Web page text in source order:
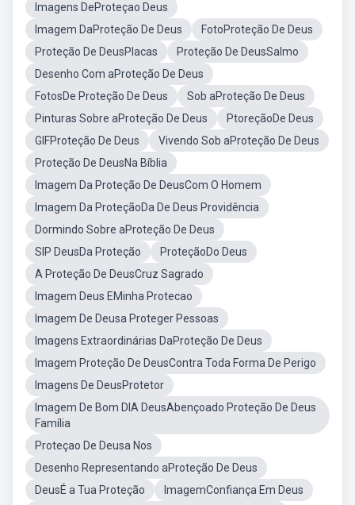
Imagens DeProteçao Deus
Imagem DaProteção De Deus
FotoProteção De Deus
Proteção De DeusPlacas
Proteção De DeusSalmo
Desenho Com aProteção De Deus
FotosDe Proteção De Deus
Sob aProteção De Deus
Pinturas Sobre aProteção De Deus
PtoreçãoDe Deus
GIFProteção De Deus
Vivendo Sob aProteção De Deus
Proteção De DeusNa Bíblia
Imagem Da Proteção De DeusCom O Homem
Imagem Da ProteçãoDa De Deus Providência
Dormindo Sobre aProteção De Deus
SIP DeusDa Proteção
ProteçãoDo Deus
A Proteção De DeusCruz Sagrado
Imagem Deus EMinha Protecao
Imagem De Deusa Proteger Pessoas
Imagens Extraordinárias DaProteção De Deus
Imagem Proteção De DeusContra Toda Forma De Perigo
Imagens De DeusProtetor
Imagem De Bom DIA DeusAbençoado Proteção De Deus
Família
Proteçao De Deusa Nos
Desenho Representando aProteção De Deus
DeusÉ a Tua Proteção
ImagemConfiança Em Deus